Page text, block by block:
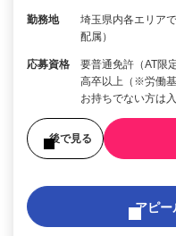
勤務地
埼玉県内各エリア
配属）
応募資格
要普通免許（AT限
高卒以上（※労働
お持ちでない方は
後で見る
アピー